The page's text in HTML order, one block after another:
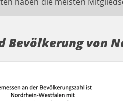
Bevölkerung von